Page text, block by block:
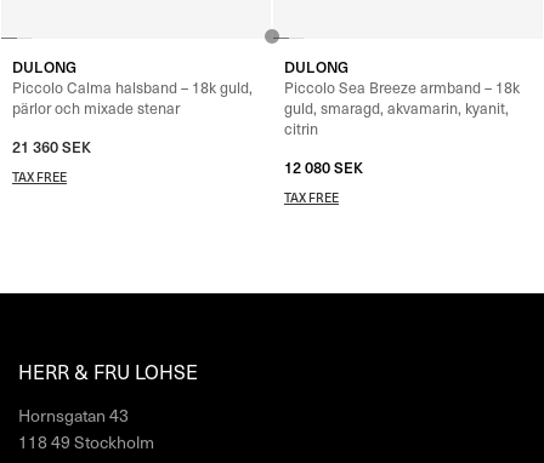
DULONG
Piccolo Calma halsband – 18k guld,
pärlor och mixade stenar
21 360SEK
TAX FREE
DULONG
Piccolo Sea Breeze armband – 18k
guld, smaragd, akvamarin, kyanit,
citrin
12 080SEK
TAX FREE
HERR & FRU LOHSE
Hornsgatan 43
118 49 Stockholm